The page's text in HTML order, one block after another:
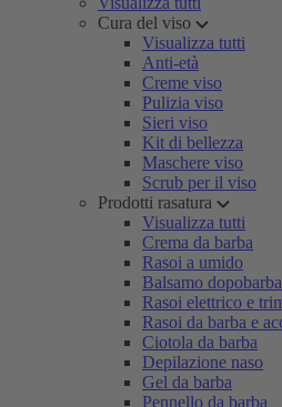
Cura del viso
Visualizza tutti
Anti-età
Creme viso
Pulizia viso
Sieri viso
Kit di bellezza
Maschere viso
Scrub per il viso
Prodotti rasatura
Visualizza tutti
Crema da barba
Rasoi a umido
Balsamo
Rasoi elettrico e
Rasoi da barba e
Ciotola da barba
Depilazione naso
Gel da barba
Pennello da barba